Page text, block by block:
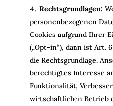
Rechtsgrundlagen:
personenbezogenen
Cookies aufgrund Ihrer
(„Opt-in“), dann ist Art. 6
die Rechtsgrundlage.
berechtigtes Interesse
Funktionalität,
wirtschaftlichen Betrieb